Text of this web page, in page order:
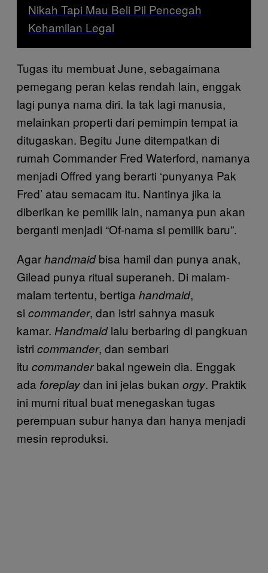
Nikah Tapi Mau Beli Pil Pencegah
Kehamilan Legal
Tugas itu membuat June, sebagaimana
pemegang peran kelas rendah lain, enggak
lagi punya nama diri. Ia tak lagi manusia,
melainkan properti dari pemimpin tempat ia
ditugaskan. Begitu June ditempatkan di
rumah Commander Fred Waterford, namanya
menjadi Offred yang berarti ‘punyanya Pak
Fred’ atau semacam itu. Nantinya jika ia
diberikan ke pemilik lain, namanya pun akan
berganti menjadi “Of-nama si pemilik baru”.
Agarhandmaidbisa hamil dan punya anak,
Gilead punya ritual superaneh. Di malam-
malam tertentu, bertiga handmaid,
si commander, dan istri sahnya masuk
kamar. Handmaidlalu berbaring di pangkuan
istri commander, dan sembari
itu commanderbakal ngewein dia. Enggak
ada foreplaydan ini jelas bukan orgy. Praktik
ini murni ritual buat menegaskan tugas
perempuan subur hanya dan hanya menjadi
mesin reproduksi.